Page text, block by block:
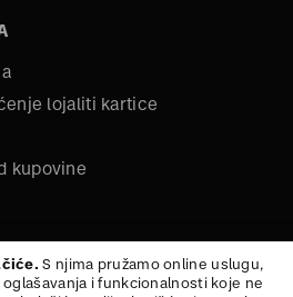
lojaliti kartice
kupovine
S njima pružamo online uslugu,
i funkcionalnosti koje ne